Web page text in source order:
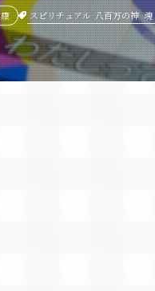
スピリチュアル 八百万の神 魂